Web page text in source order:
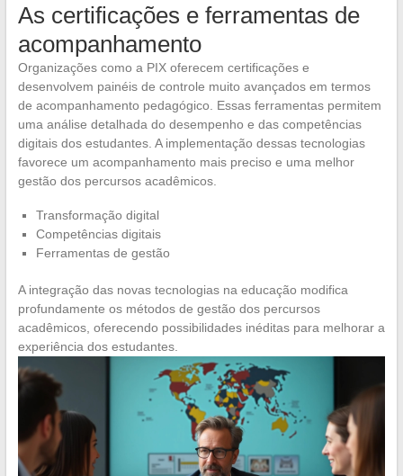
As certificações e ferramentas de
acompanhamento
Organizações como a PIX oferecem certificações e
desenvolvem painéis de controle muito avançados em termos
de acompanhamento pedagógico. Essas ferramentas permitem
uma análise detalhada do desempenho e das competências
digitais dos estudantes. A implementação dessas tecnologias
favorece um acompanhamento mais preciso e uma melhor
gestão dos percursos acadêmicos.
Transformação digital
Competências digitais
Ferramentas de gestão
A integração das novas tecnologias na educação modifica
profundamente os métodos de gestão dos percursos
acadêmicos, oferecendo possibilidades inéditas para melhorar a
experiência dos estudantes.